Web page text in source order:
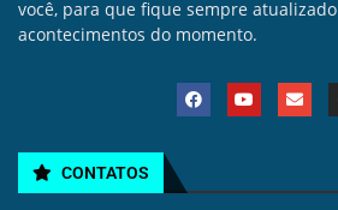
você, para que fique sempre
acontecimentos do momento.
CONTATOS